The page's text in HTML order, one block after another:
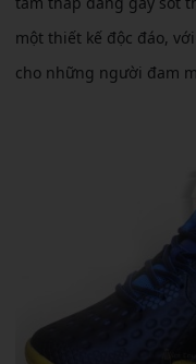
một thiết kế độc đáo,
cho những người đam